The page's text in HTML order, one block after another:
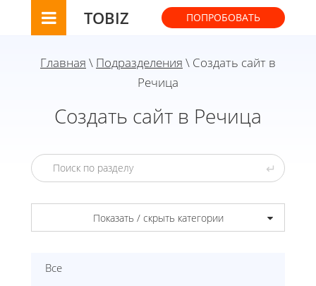
TOBIZ ПОПРОБОВАТЬ
Главная \ Подразделения \ Создать сайт в
Речица
Создать сайт в Речица
↵
Показать / скрыть категории
Все